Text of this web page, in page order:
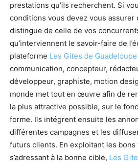
prestations qu’ils recherchent. Si
conditions vous devez vous assurer
distingue de celle de vos
qu’interviennent le savoir-faire de
plateforme Les Gites de Guadeloupe
communication, concepteur,
développeur, graphiste, motion
monde met tout en œuvre afin de
la plus attractive possible, sur le
forme. Ils intégrent ensuite les
différentes campagnes et les
futurs clients. En exploitant les bons
s’adressant à la bonne cible, Les